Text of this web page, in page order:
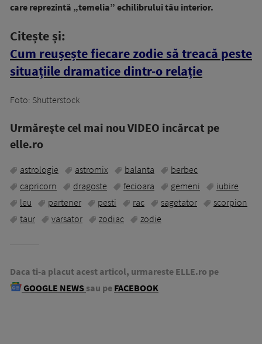
care reprezintă „temelia” echilibrului tău interior.
Citește și:
Cum reușește fiecare zodie să treacă peste
situațiile dramatice dintr-o relație
Foto: Shutterstock
Urmăreşte cel mai nou VIDEO incărcat pe
elle.ro
astrologie astromix balanta
berbec
capricorn
dragoste fecioara gemeni
iubire
leu
partener pesti rac sagetator
scorpion
taur
varsator zodiac zodie
Daca ti-a placut acest articol, urmareste ELLE.ro pe
GOOGLE NEWS sau pe FACEBOOK